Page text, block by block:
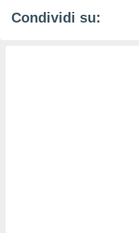
Condividi su: